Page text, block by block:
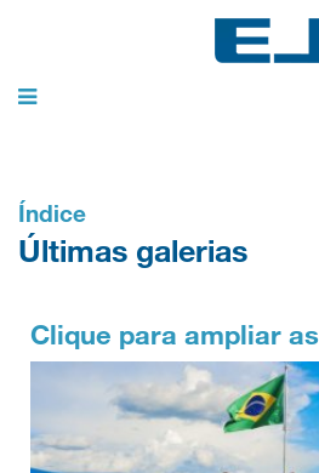
Toggle
Índice
Últimas galerias
Clique para ampliar